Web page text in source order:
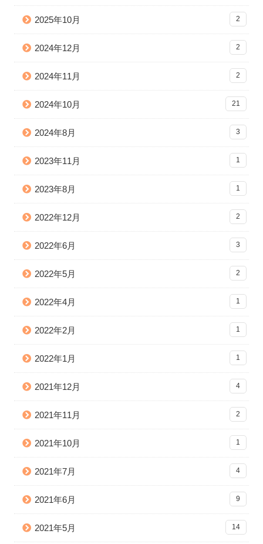
2025年10月 2
2024年12月 2
2024年11月 2
2024年10月 21
2024年8月 3
2023年11月 1
2023年8月 1
2022年12月 2
2022年6月 3
2022年5月 2
2022年4月 1
2022年2月 1
2022年1月 1
2021年12月 4
2021年11月 2
2021年10月 1
2021年7月 4
2021年6月 9
2021年5月 14